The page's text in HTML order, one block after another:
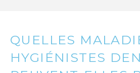
QUELLES
HYGIÉNISTES